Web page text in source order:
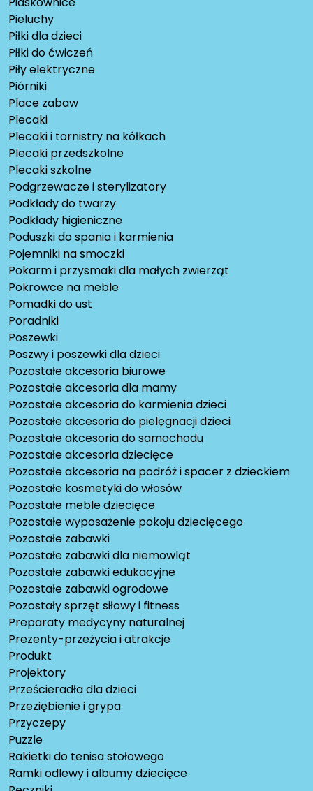
Pieluchy
Piłki dla dzieci
Piłki do ćwiczeń
Piły elektryczne
Piórniki
Place zabaw
Plecaki
Plecaki i tornistry na kółkach
Plecaki przedszkolne
Plecaki szkolne
Podgrzewacze i sterylizatory
Podkłady do twarzy
Podkłady higieniczne
Poduszki do spania i karmienia
Pojemniki na smoczki
Pokarm i przysmaki dla małych zwierząt
Pokrowce na meble
Pomadki do ust
Poradniki
Poszewki
Poszwy i poszewki dla dzieci
Pozostałe akcesoria biurowe
Pozostałe akcesoria dla mamy
Pozostałe akcesoria do karmienia dzieci
Pozostałe akcesoria do pielęgnacji dzieci
Pozostałe akcesoria do samochodu
Pozostałe akcesoria dziecięce
Pozostałe akcesoria na podróż i spacer z dzieckiem
Pozostałe kosmetyki do włosów
Pozostałe meble dziecięce
Pozostałe wyposażenie pokoju dziecięcego
Pozostałe zabawki
Pozostałe zabawki dla niemowląt
Pozostałe zabawki edukacyjne
Pozostałe zabawki ogrodowe
Pozostały sprzęt siłowy i fitness
Preparaty medycyny naturalnej
Prezenty-przeżycia i atrakcje
Produkt
Projektory
Prześcieradła dla dzieci
Przeziębienie i grypa
Przyczepy
Puzzle
Rakietki do tenisa stołowego
Ramki odlewy i albumy dziecięce